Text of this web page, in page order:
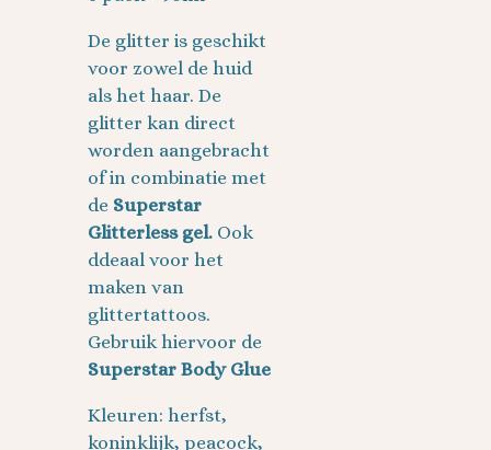
De glitter is geschikt
voor zowel de huid
als het haar. De
glitter kan direct
worden aangebracht
of in combinatie met
de Superstar
Glitterless gel. Ook
ddeaal voor het
maken van
glittertattoos.
Gebruik hiervoor de
Superstar Body Glue
Kleuren: herfst,
koninklijk, peacock,